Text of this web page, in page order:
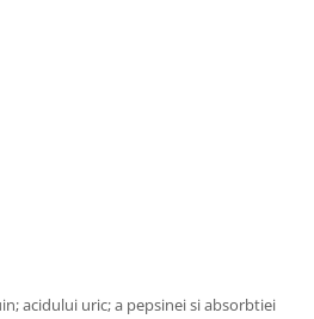
acidului uric; a pepsinei si absorbtiei